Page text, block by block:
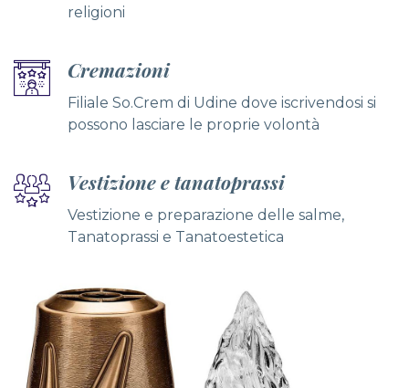
religioni
Cremazioni
Filiale So.Crem di Udine dove iscrivendosi si
possono lasciare le proprie volontà
Vestizione e tanatoprassi
Vestizione e preparazione delle salme,
Tanatoprassi e Tanatoestetica